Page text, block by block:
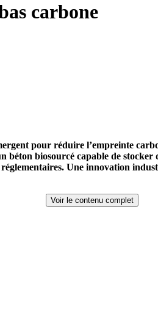
carbone
pour réduire l’empreinte
béton biosourcé capable de
Une innovation
Voir le contenu complet